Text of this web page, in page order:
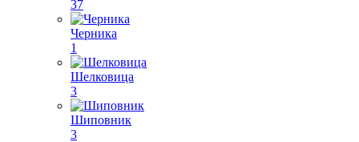
37
Черника
1
Шелковица
3
Шиповник
3